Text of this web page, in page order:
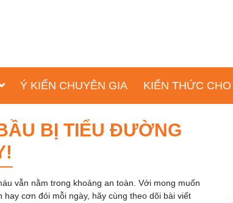
Ý KIẾN CHUYÊN GIA KIẾN THỨC CHO
BỊ TIỂU ĐƯỜNG
vẫn nằm trong khoảng an toàn. Với mong muốn
hay cơn đói mỗi ngày, hãy cùng theo dõi bài viết